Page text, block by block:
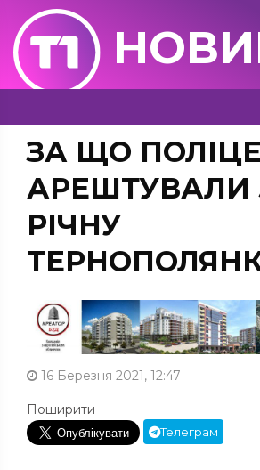
ЗА ЩО
АРЕШТУВАЛИ
РІЧНУ
16 Березня 2021, 12:47
Поширити
Телеграм